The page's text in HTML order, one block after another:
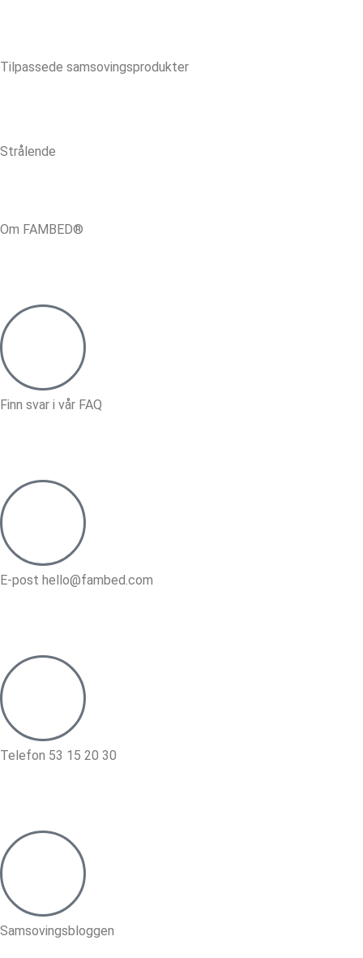
Tilpassede samsovingsprodukter
Strålende
Om FAMBED®
Finn svar i vår FAQ
E-post hello@fambed.com
Telefon 53 15 20 30
Samsovingsbloggen